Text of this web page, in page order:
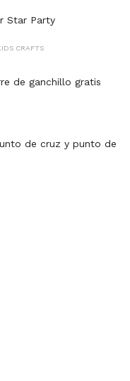
Star Party
CRAFTS
de ganchillo gratis
de cruz y punto de